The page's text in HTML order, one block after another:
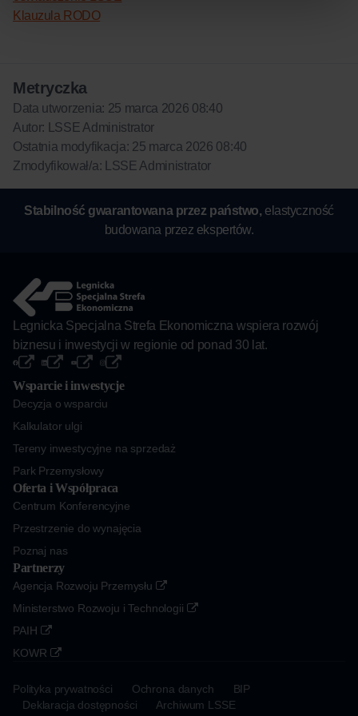
Klauzula RODO
Metryczka
Data utworzenia: 25 marca 2026 08:40
Autor: LSSE Administrator
Ostatnia modyfikacja: 25 marca 2026 08:40
Zmodyfikował/a: LSSE Administrator
Stabilność gwarantowana przez państwo, elastyczność
budowana przez ekspertów.
Legnicka Specjalna Strefa Ekonomiczna wspiera rozwój
biznesu i inwestycji w regionie od ponad 30 lat.
Wsparcie i inwestycje
Decyzja o wsparciu
Kalkulator ulgi
Tereny inwestycyjne na sprzedaż
Park Przemysłowy
Oferta i Współpraca
Centrum Konferencyjne
Przestrzenie do wynajęcia
Poznaj nas
Partnerzy
Agencja Rozwoju Przemysłu
Ministerstwo Rozwoju i Technologii
PAIH
KOWR
Polityka prywatności Ochrona danych
BIP
Deklaracja dostępności
Archiwum LSSE